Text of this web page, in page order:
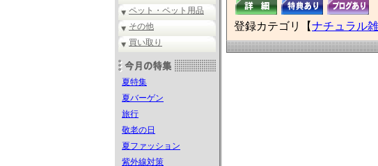
ペット・ペット用品
その他
買い取り
夏特集
夏バーゲン
旅行
敬老の日
夏ファッション
紫外線対策
登録カテゴリ【ナチュラル